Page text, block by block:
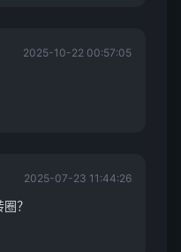
2025-10-22 00:57:05
2025-07-23 11:44:26
？